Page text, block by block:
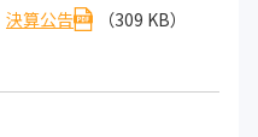
決算公告 （309 KB）